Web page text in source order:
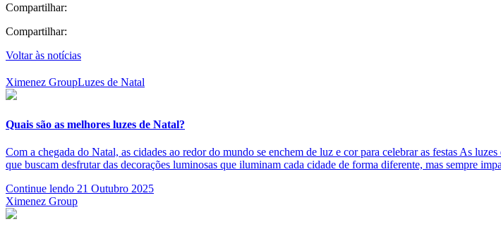
Compartilhar:
Compartilhar:
Voltar às notícias
Ximenez GroupLuzes de Natal
Quais são as melhores luzes de Natal?
Com a chegada do Natal, as cidades ao redor do mundo se enchem de luz e cor para celebrar as festas As
que buscam desfrutar das decorações luminosas que iluminam cada cidade de forma diferente, mas sempre
Continue lendo 21 Outubro 2025
Ximenez Group